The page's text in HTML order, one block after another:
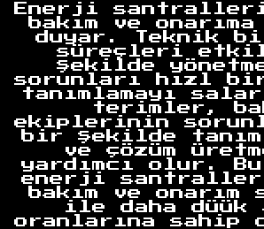
Enerji
bakım ve
duyar. Teknik
süreçleri
şekilde
sorunları hızl
tanımlamayı
terimler,
ekiplerinin
bir şekilde
ve çözüm
yardımcı olur. Bu
enerji
bakım ve
ile daha düük
oranlarına